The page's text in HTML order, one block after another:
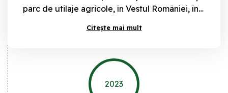
parc de utilaje agricole, în Vestul României, în
Inaugurăm un nou concept de magazine Dicor
Citește mai mult
2023